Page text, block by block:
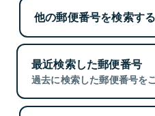
他の郵便番号を検索する
最近検索した郵便番号
過去に検索した郵便番号を